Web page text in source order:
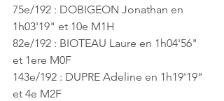
75e/192 : DOBIGEON Jonathan en
1h03'19" et 10e M1H
82e/192 : BIOTEAU Laure en 1h04'56"
et 1ere M0F
143e/192 : DUPRE Adeline en 1h19'19"
et 4e M2F